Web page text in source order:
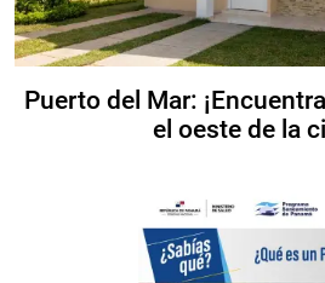
Puerto del Mar:
el oeste de la